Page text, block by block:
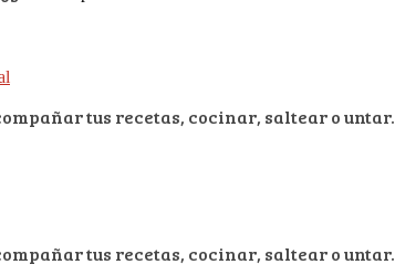
tus recetas, cocinar, saltear o untar.
tus recetas, cocinar, saltear o untar.